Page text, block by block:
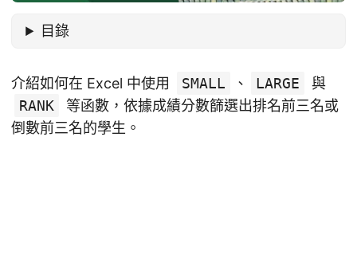
目錄
介紹如何在 Excel 中使用 SMALL 、 LARGE
與
RANK
等函數，依據成績分數篩選出排名前三名或
倒數前三名的學生。